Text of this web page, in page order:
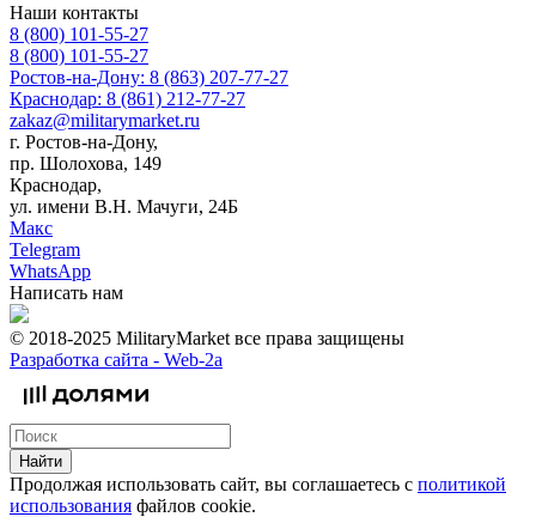
Наши контакты
8 (800) 101-55-27
8 (800) 101-55-27
Ростов-на-Дону: 8 (863) 207-77-27
Краснодар: 8 (861) 212-77-27
zakaz@militarymarket.ru
г. Ростов-на-Дону,
пр. Шолохова, 149
Краснодар,
ул. имени В.Н. Мачуги, 24Б
Макс
Telegram
WhatsApp
Написать нам
© 2018-2025 MilitaryMarket все права защищены
Разработка сайта - Web-2a
Найти
Продолжая использовать сайт, вы соглашаетесь с политикой
использования файлов cookie.